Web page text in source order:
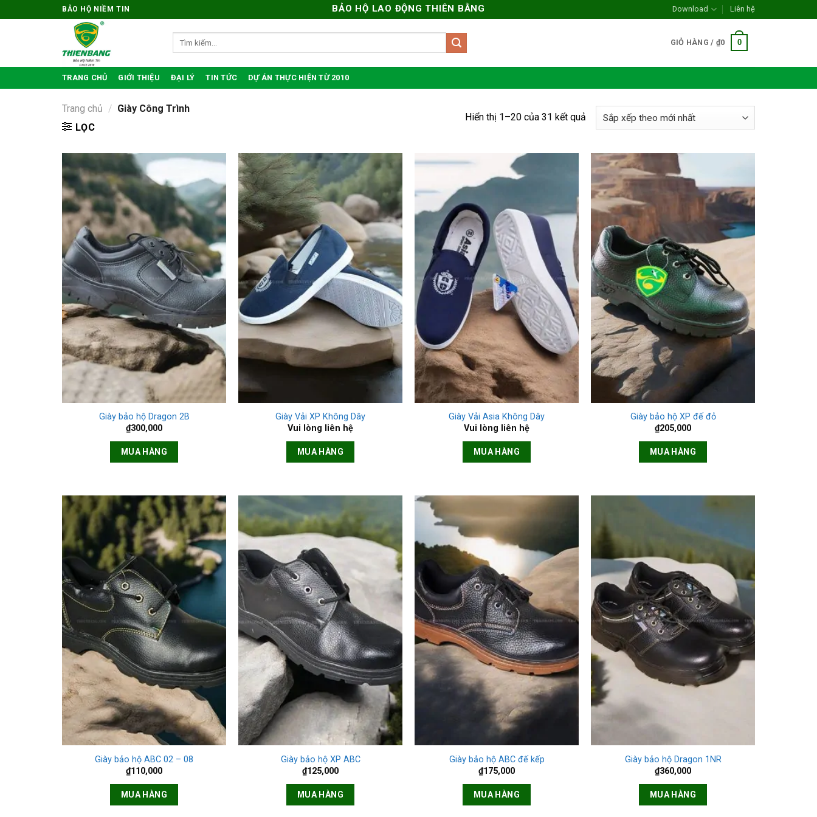
qua
BẢO HỘ NIỀM TIN BẢO HỘ LAO ĐỘNG THIÊN BẰNG Download Liên hệ
GIỎ HÀNG / ₫0 0
TRANG CHỦ GIỚI THIỆU ĐẠI LÝ TIN TỨC DỰ ÁN THỰC HIỆN TỪ 2010
Trang chủ / Giày Công Trình
LỌC
Hiển thị 1–20 của 31 kết quảĐã
sắp
theo
mới
nhất
+
Giày bảo hộ Dragon 2B
₫300,000
MUA HÀNG
+
Giày Vải XP Không Dây
Vui lòng liên hệ
MUA HÀNG
+
Giày Vải Asia Không Dây
Vui lòng liên hệ
MUA HÀNG
Giày bảo hộ XP đế đỏ
₫205,000
MUA HÀNG
+
Giày bảo hộ ABC 02 – 08
₫110,000
MUA HÀNG
+
Giày bảo hộ XP ABC
₫125,000
MUA HÀNG
Giày bảo hộ ABC đế kếp
₫175,000
MUA HÀNG
Giày bảo hộ Dragon 1NR
₫360,000
MUA HÀNG